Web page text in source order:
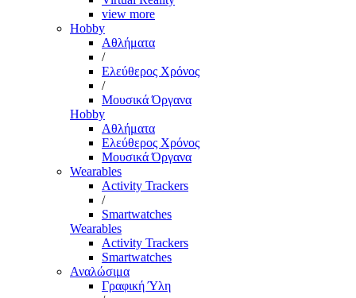
view more
Hobby
Αθλήματα
/
Ελεύθερος Χρόνος
/
Μουσικά Όργανα
Hobby
Αθλήματα
Ελεύθερος Χρόνος
Μουσικά Όργανα
Wearables
Activity Trackers
/
Smartwatches
Wearables
Activity Trackers
Smartwatches
Αναλώσιμα
Γραφική Ύλη